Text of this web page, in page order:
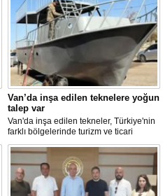
Van’da inşa edilen teknelere yoğun
talep var
Van'da inşa edilen tekneler, Türkiye'nin
farklı bölgelerinde turizm ve ticari
faaliyetlerde kullanılmak üzere deniz ve
göllerle buluşuyor. Müşterilerin
taleplerine göre özel olarak tasarlanan
tekneler, donanım ve özelliklerine göre
şekillendirilerek teslim ediliyor.